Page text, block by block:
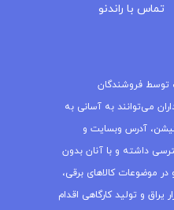
تماس با راندنو
توسط فروشندگان
می‌توانند به آسانی به
آدرس وبسایت و
داشته و با آنان بدون
موضوعات کالاهای برقی،
یراق و تولید کارگاهی اقدام